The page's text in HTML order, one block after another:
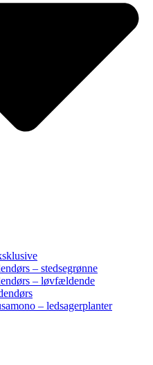
– stedsegrønne
– løvfældende
– ledsagerplanter